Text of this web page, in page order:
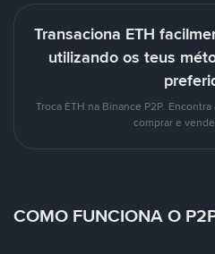
Transaciona ETH
utilizando os teus
Troca ETH na Binance P2P.
comprar e
COMO FUNCIONA O